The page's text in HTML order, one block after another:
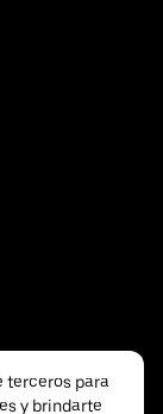
terceros para
y brindarte